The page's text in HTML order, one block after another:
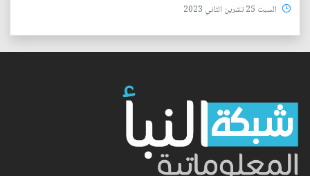
السبت 25 تشرين الثاني 2023